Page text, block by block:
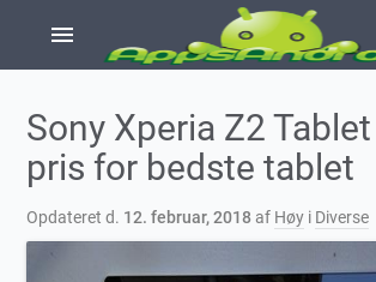
menu
Sony Xperia Z2
pris for bedste tablet
Opdateret d. 12. februar, 2018 af Høy i Diverse